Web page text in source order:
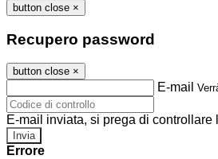
button close ×
Recupero password
button close ×
E-mail
E-mail inviata, si prega di
Errore